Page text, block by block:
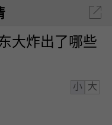
大炸出了哪些
小 大